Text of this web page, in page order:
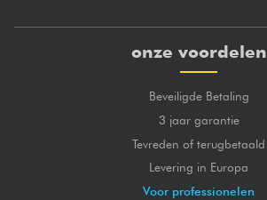
onze voordelen
Beveiligde Betaling
3 jaar garantie
Tevreden of terugbetaald
Levering in Europa
Voor professionelen